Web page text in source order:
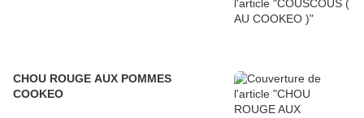
CHOU ROUGE AUX POMMES
COOKEO